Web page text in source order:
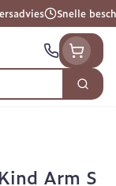
Snelle
Zoek
Arm S